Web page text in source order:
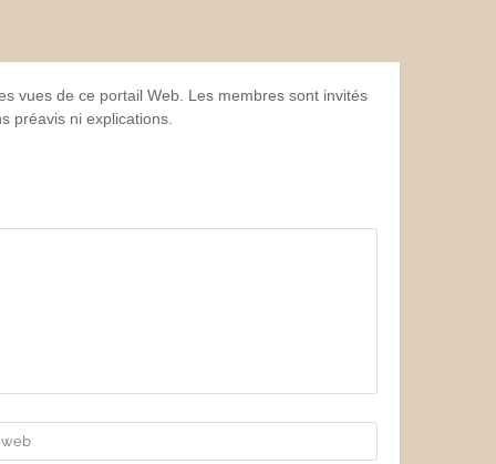
vues de ce portail Web. Les membres sont invités
préavis ni explications.